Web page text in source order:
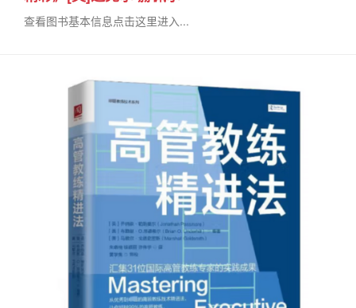
查看图书基本信息点击这里进入...